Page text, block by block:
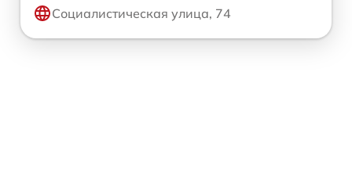
Социалистическая улица, 74